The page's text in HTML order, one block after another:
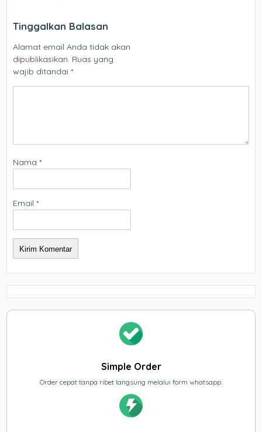
Tinggalkan Balasan
Alamat email Anda tidak akan
dipublikasikan. Ruas yang
wajib ditandai*
Nama*
Email*
Simple Order
Order cepat tanpa ribet langsung melalui form whatsapp.